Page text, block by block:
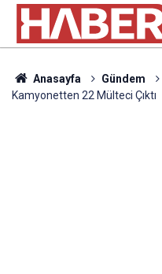
Anasayfa Gündem
Kamyonetten 22 Mülteci Çıktı